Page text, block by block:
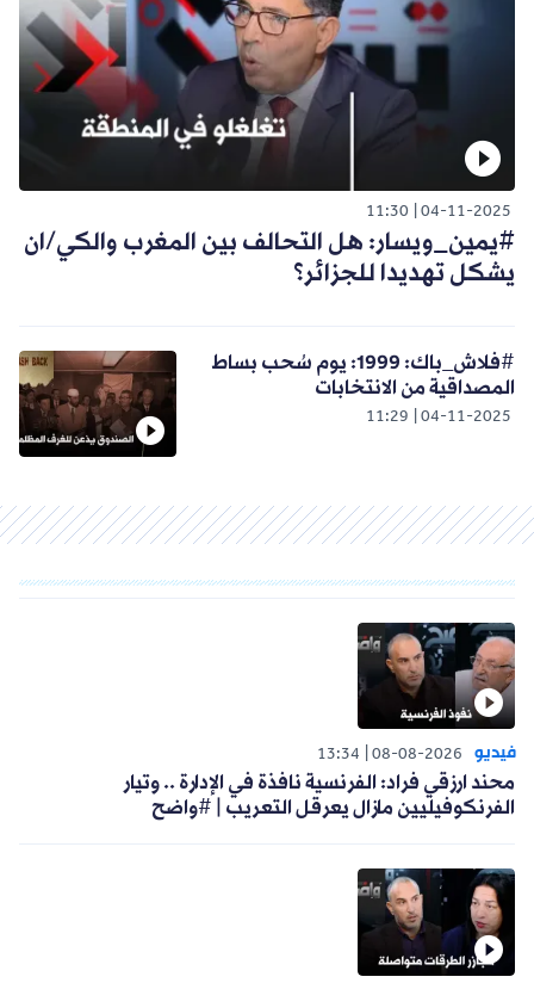
04-11-2025
11:30
#يمين_ويسار: هل التحالف بين المغرب والكي/ان
يشكل تهديدا للجزائر؟
04-11-2025
11:29
#فلاش_باك: 1999: يوم سُحب بساط
المصداقية من الانتخابات
فيديو 08-08-2026
13:34
محند ارزقي فراد: الفرنسية نافذة في الإدارة .. وتيار
الفرنكوفيليين مازال يعرقل التعريب | #واضح